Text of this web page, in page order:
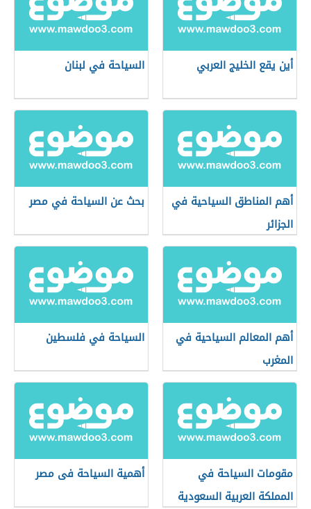
أين يقع الخليج العربي السياحة في لبنان
أهم المناطق السياحية في
الجزائر
بحث عن السياحة في مصر
أهم المعالم السياحية في
المغرب
السياحة في فلسطين
مقومات السياحة في
المملكة العربية السعودية
أهمية السياحة فى مصر